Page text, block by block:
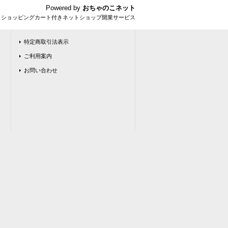
Powered by おちゃのこネット
ョッピングカート付きネットショップ開業サービス
特定商取引法表示
ご利用案内
お問い合わせ